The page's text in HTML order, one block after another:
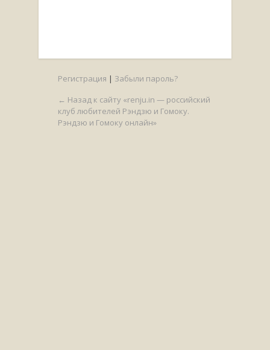
Регистрация | Забыли пароль?
← Назад к сайту «renju.in — российский
клуб любителей Рэндзю и Гомоку.
Рэндзю и Гомоку онлайн»